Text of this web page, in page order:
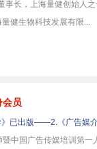
事长，上海量健创始人
健生物科技发展有限...
会员
》已出版——2.《广告媒
中国广告传媒培训第一